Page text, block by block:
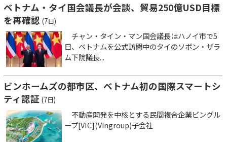
ベトナム・タイ国会議長が会談、貿易250億USD目標
を再確認 (7日)
チャン・タイン・マン国会議長はハノイ市で5
日、ベトナムを公式訪問中のタイのソポン・ザラ
ム下院議長...
ビンホームズの都市区、ベトナム初の国際スマートシ
ティ認証 (7日)
不動産開発を中核とする民間複合企業ビングル
ープ[VIC](Vingroup)子会社